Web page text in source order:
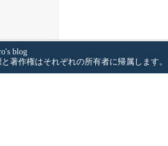
blog
著作権はそれぞれの所有者に帰属します。